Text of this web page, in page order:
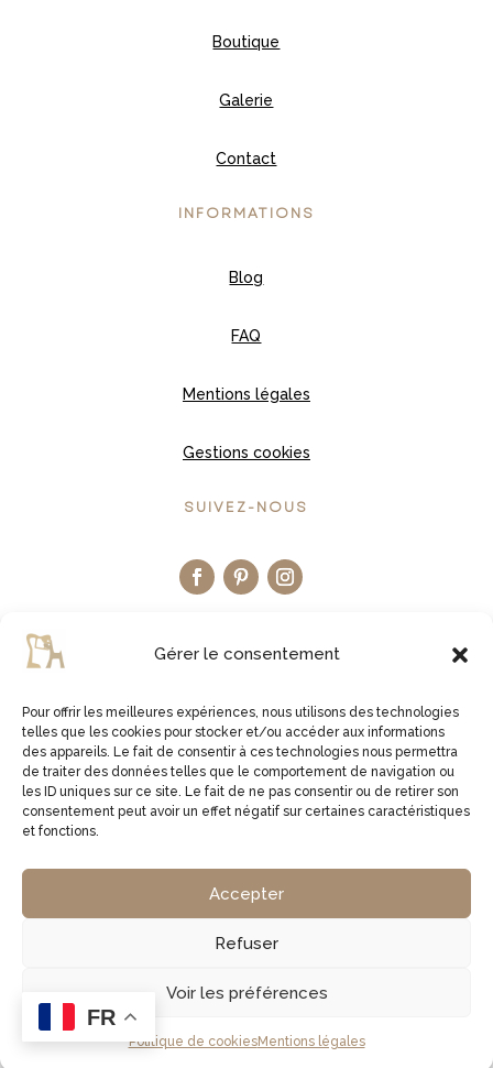
Gérer le consentement
Pour offrir les meilleures expériences, nous utilisons des technologies
telles que les cookies pour stocker et/ou accéder aux informations
des appareils. Le fait de consentir à ces technologies nous permettra
de traiter des données telles que le comportement de navigation ou
les ID uniques sur ce site. Le fait de ne pas consentir ou de retirer son
consentement peut avoir un effet négatif sur certaines caractéristiques
et fonctions.
Accepter
Refuser
Voir les préférences
Politique de cookiesMentions légales
Boutique
Galerie
Contact
INFORMATIONS
Blog
FAQ
Mentions légales
Gestions cookies
SUIVEZ-NOUS
LA BOUTIQUE ETSY
JE VISITE LA BOUTIQUE
829761378 00027 | APE 1629Z
FR